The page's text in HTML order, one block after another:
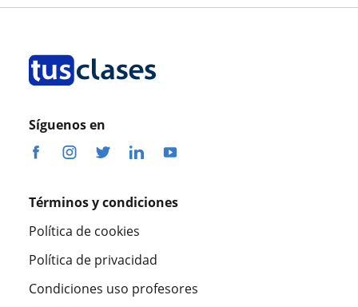
Síguenos en
Términos y condiciones
Política de cookies
Política de privacidad
Condiciones uso profesores